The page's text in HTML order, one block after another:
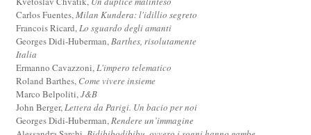
Carlos Fuentes,Milan Kundera: l'idillio segreto
Francois Ricard,Lo sguardo degli amanti
Georges Didi-Huberman,Barthes, risolutamente
Italia
Ermanno Cavazzoni,L'impero telematico
Roland Barthes, Come vivere insieme
Marco Belpoliti,J&B
John Berger,Lettera da Parigi. Un bacio per noi
Georges Didi-Huberman,Rendere un’immagine